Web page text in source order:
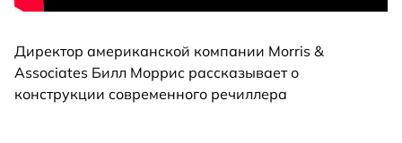
Директор американской компании Morris &
Associates Билл Моррис рассказывает о
конструкции современного речиллера